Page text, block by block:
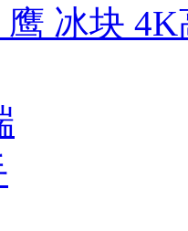
冰块